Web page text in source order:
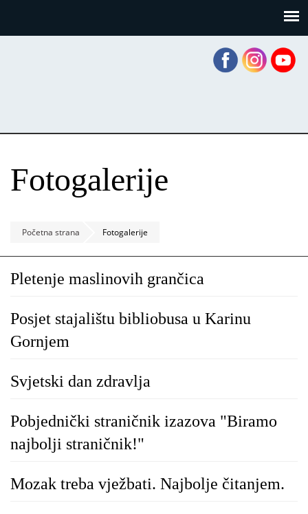
Fotogalerije
Početna strana Fotogalerije
Pletenje maslinovih grančica
Posjet stajalištu bibliobusa u Karinu
Gornjem
Svjetski dan zdravlja
Pobjednički straničnik izazova "Biramo
najbolji straničnik!"
Mozak treba vježbati. Najbolje čitanjem.